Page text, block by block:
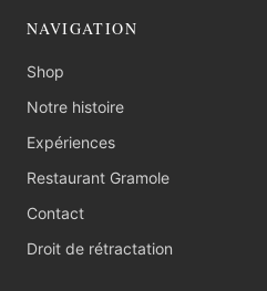
NAVIGATION
Shop
Notre histoire
Expériences
Restaurant Gramole
Contact
Droit de rétractation